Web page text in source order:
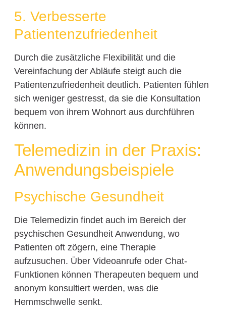
5. Verbesserte
Patientenzufriedenheit
Durch die zusätzliche Flexibilität und die
Vereinfachung der Abläufe steigt auch die
Patientenzufriedenheit deutlich. Patienten fühlen
sich weniger gestresst, da sie die Konsultation
bequem von ihrem Wohnort aus durchführen
können.
Telemedizin in der Praxis:
Anwendungsbeispiele
Psychische Gesundheit
Die Telemedizin findet auch im Bereich der
psychischen Gesundheit Anwendung, wo
Patienten oft zögern, eine Therapie
aufzusuchen. Über Videoanrufe oder Chat-
Funktionen können Therapeuten bequem und
anonym konsultiert werden, was die
Hemmschwelle senkt.